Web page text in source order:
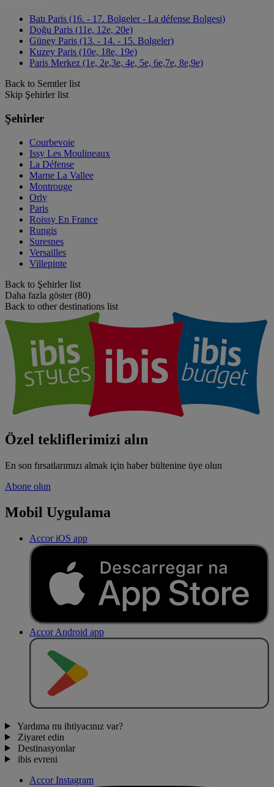
Batı Paris (16. - 17. Bolgeler - La défense Bolgesi)
Doğu Paris (11e, 12e, 20e)
Güney Paris (13. - 14. - 15. Bolgeler)
Kuzey Paris (10e, 18e, 19e)
Paris Merkez (1e, 2e,3e, 4e, 5e, 6e,7e, 8e,9e)
Back to Semtler list
Skip Şehirler list
Şehirler
Courbevoie
Issy Les Moulineaux
La Défense
Marne La Vallee
Montrouge
Orly
Paris
Roissy En France
Rungis
Suresnes
Versailles
Villepinte
Back to Şehirler list
Daha fazla göster (80)
Back to other destinations list
Özel tekliflerimizi alın
En son fırsatlarımızı almak için haber bültenine üye olun
Abone olun
Mobil Uygulama
Accor iOS app
Accor Android app
Yardıma mı ihtiyacınız var?
Ziyaret edin
Destinasyonlar
ibis evreni
Accor Instagram